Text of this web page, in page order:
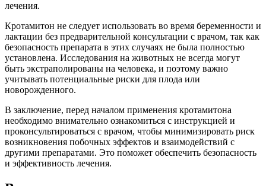
лечения.
Кротамитон не следует использовать во время беременности и
лактации без предварительной консультации с врачом, так как
безопасность препарата в этих случаях не была полностью
установлена. Исследования на животных не всегда могут
быть экстраполированы на человека, и поэтому важно
учитывать потенциальные риски для плода или
новорожденного.
В заключение, перед началом применения кротамитона
необходимо внимательно ознакомиться с инструкцией и
проконсультироваться с врачом, чтобы минимизировать риск
возникновения побочных эффектов и взаимодействий с
другими препаратами. Это поможет обеспечить безопасность
и эффективность лечения.